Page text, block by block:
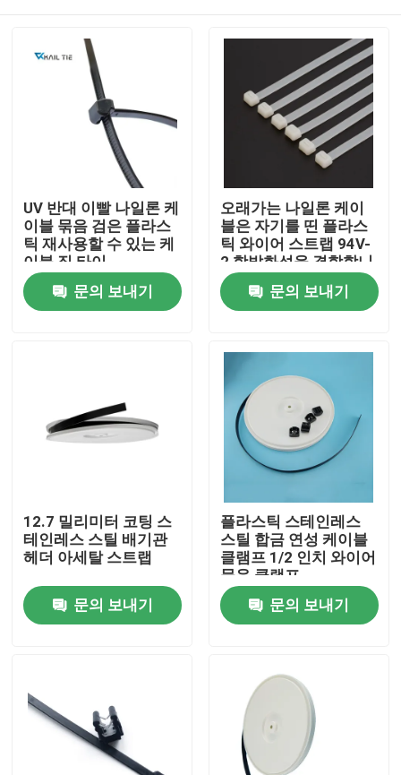
홈
제품 소개
회사 소개
품질 관리
연락처
Zip 케이블 묶음
나일론 케이블 묶음
UV 반대 이빨 나일론 케
이블 묶음 검은 플라스
틱 재사용할 수 있는 케
이블 집 타이
문의 보내기
오래가는 나일론 케이
블은 자기를 띤 플라스
틱 와이어 스트랩 94V-
2 항발화성을 결합합니
다
문의 보내기
12.7 밀리미터 코팅 스
테인레스 스틸 배기관
헤더 아세탈 스트랩
문의 보내기
플라스틱 스테인레스
스틸 합금 연성 케이블
클램프 1/2 인치 와이어
묶음 클램프
문의 보내기